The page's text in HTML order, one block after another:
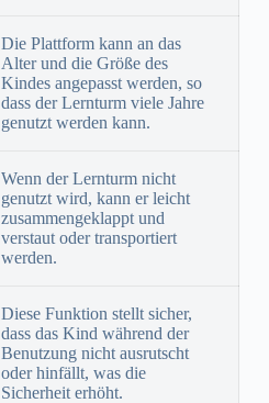
Die Plattform kann an das
Alter und die Größe des
Kindes angepasst werden, so
dass der Lernturm viele Jahre
genutzt werden kann.
Wenn der Lernturm nicht
genutzt wird, kann er leicht
zusammengeklappt und
verstaut oder transportiert
werden.
Diese Funktion stellt sicher,
dass das Kind während der
Benutzung nicht ausrutscht
oder hinfällt, was die
Sicherheit erhöht.